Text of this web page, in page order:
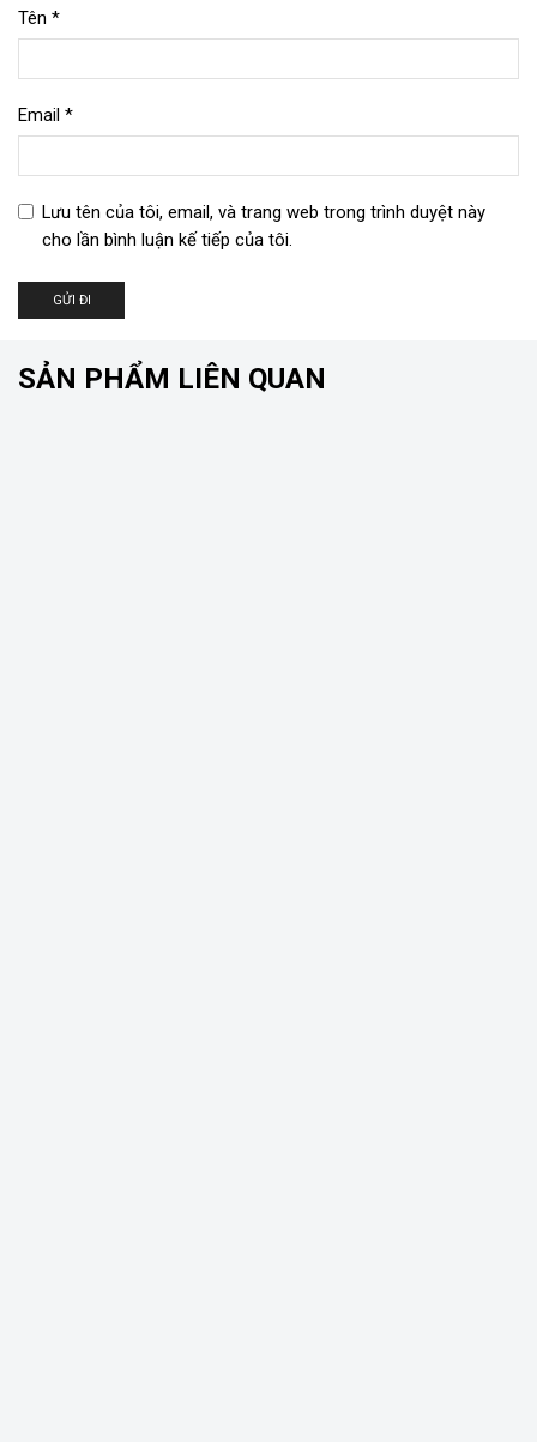
Tên *
Email *
Lưu tên của tôi, email, và trang web trong trình duyệt này
cho lần bình luận kế tiếp của tôi.
SẢN PHẨM LIÊN QUAN